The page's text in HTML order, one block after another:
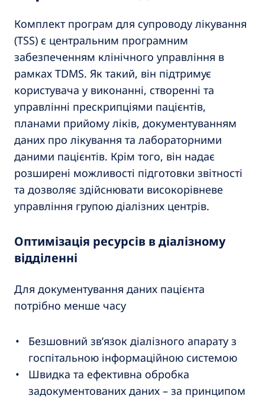
Комплект програм для супроводу лікування
(TSS) є центральним програмним
забезпеченням клінічного управління в
рамках TDMS. Як такий, він підтримує
користувача у виконанні, створенні та
управлінні прескрипціями пацієнтів,
планами прийому ліків, документуванням
даних про лікування та лабораторними
даними пацієнтів. Крім того, він надає
розширені можливості підготовки звітності
та дозволяє здійснювати високорівневе
управління групою діалізних центрів.
Оптимізація ресурсів в діалізному
відділенні
Для документування даних пацієнта
потрібно менше часу
Безшовний зв’язок діалізного апарату з
госпітальною інформаційною системою
Швидка та ефективна обробка
задокументованих даних – за принципом